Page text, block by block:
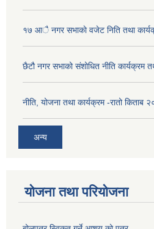
१७ आै नगर सभाकाे वजेट निति तथा
छैटौ नगर सभाको संशोधित नीति कार्यक्रम
नीति, योजना तथा कार्यक्रम -रातो किताब
अन्य
योजना तथा परियोजना